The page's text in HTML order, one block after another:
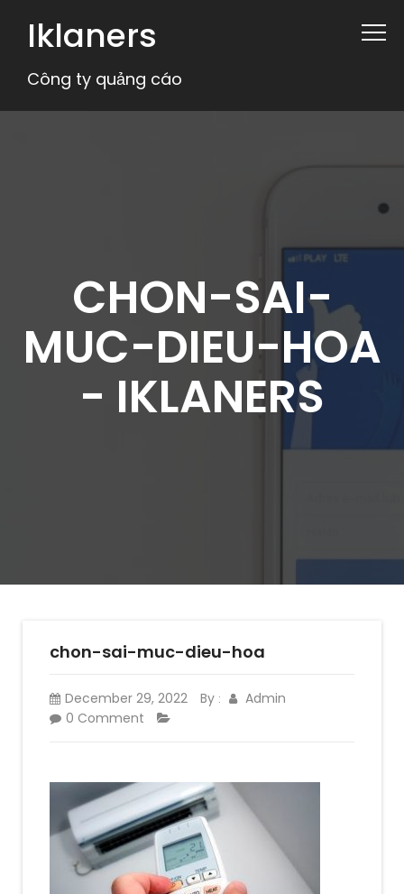
Iklaners
Công ty quảng cáo
CHON-SAI-
MUC-DIEU-HOA
- IKLANERS
chon-sai-muc-dieu-hoa
December 29, 2022 By :
Admin
0 Comment